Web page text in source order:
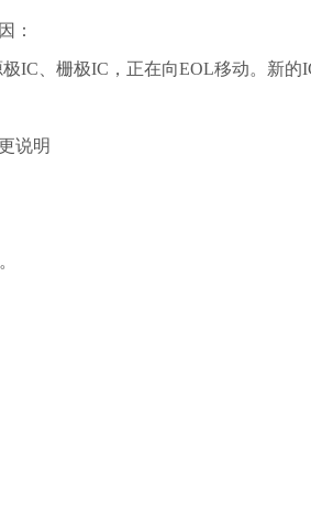
：
、栅极IC，正在向EOL移动。新的
说明